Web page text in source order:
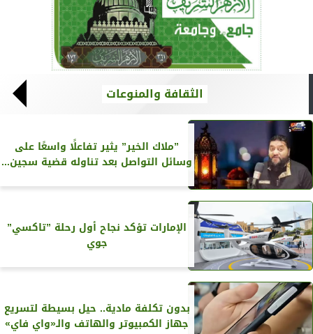
الثقافة والمنوعات
”ملاك الخير” يثير تفاعلًا واسعًا على
وسائل التواصل بعد تناوله قضية سجين...
الإمارات تؤكد نجاح أول رحلة ”تاكسي”
جوي
بدون تكلفة مادية.. حيل بسيطة لتسريع
جهاز الكمبيوتر والهاتف والـ«واي فاي»